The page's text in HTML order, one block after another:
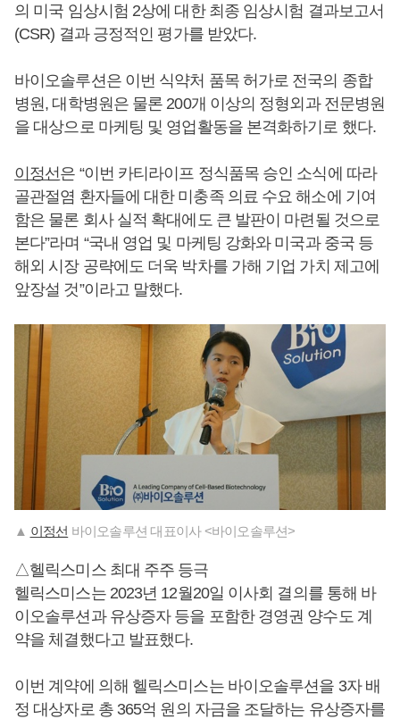
의 미국 임상시험 2상에 대한 최종 임상시험 결과보고서
(CSR) 결과 긍정적인 평가를 받았다.
바이오솔루션은 이번 식약처 품목 허가로 전국의 종합
병원, 대학병원은 물론 200개 이상의 정형외과 전문병원
을 대상으로 마케팅 및 영업활동을 본격화하기로 했다.
이정선은 “이번 카티라이프 정식품목 승인 소식에 따라
골관절염 환자들에 대한 미충족 의료 수요 해소에 기여
함은 물론 회사 실적 확대에도 큰 발판이 마련될 것으로
본다”라며 “국내 영업 및 마케팅 강화와 미국과 중국 등
해외 시장 공략에도 더욱 박차를 가해 기업 가치 제고에
앞장설 것”이라고 말했다.
▲ 이정선 바이오솔루션 대표이사 <바이오솔루션>
△헬릭스미스 최대 주주 등극
헬릭스미스는 2023년 12월20일 이사회 결의를 통해 바
이오솔루션과 유상증자 등을 포함한 경영권 양수도 계
약을 체결했다고 발표했다.
이번 계약에 의해 헬릭스미스는 바이오솔루션을 3자 배
정 대상자로 총 365억 원의 자금을 조달하는 유상증자를